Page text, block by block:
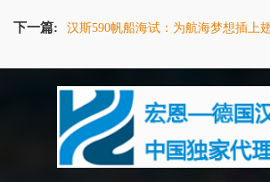
下一篇: 汉斯590帆船海试：为航海梦想插上